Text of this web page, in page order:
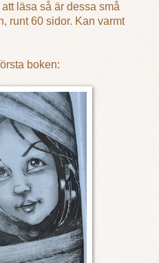
läsa så är dessa små
runt 60 sidor. Kan varmt
boken: